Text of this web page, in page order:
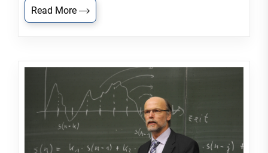
Read More